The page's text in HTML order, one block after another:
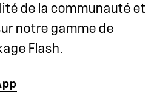
de la communauté et
notre gamme de
Flash.